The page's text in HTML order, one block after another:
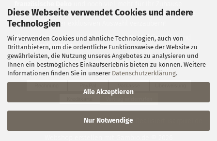
Diese Webseite verwendet Cookies und andere
Technologien
Wir verwenden Cookies und ähnliche Technologien, auch von
Drittanbietern, um die ordentliche Funktionsweise der Website zu
gewährleisten, die Nutzung unseres Angebotes zu analysieren und
Ihnen ein bestmögliches Einkaufserlebnis bieten zu können. Weitere
Informationen finden Sie in unserer Datenschutzerklärung.
Alle Akzeptieren
Nur Notwendige
Besuchen Sie uns aufwww.vintagehome.de und lassen Sie
sich von unserer exklusiven Auswahl verzaubern!
Vintage Home– Ihr Ziel für exklusiveNostalgie-Deko und
Shabby Chic Möbel!
Zahlarten:
Konzeption & Realisiert